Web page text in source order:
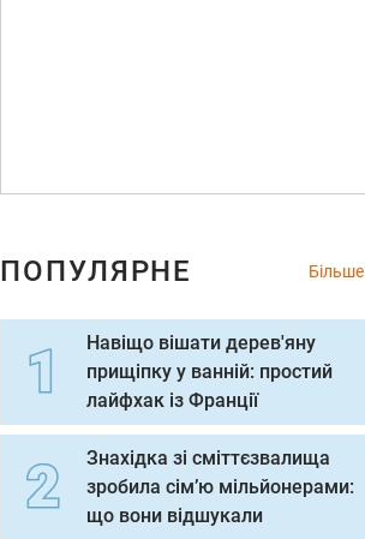
ПОПУЛЯРНЕ Більше
Навіщо вішати дерев'яну
прищіпку у ванній: простий
лайфхак із Франції
Знахідка зі сміттєзвалища
зробила сім’ю мільйонерами:
що вони відшукали